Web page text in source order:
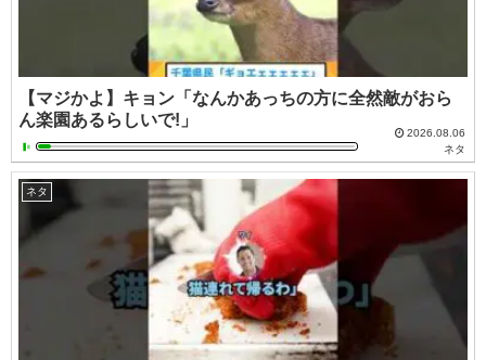
【マジかよ】キョン「なんかあっちの方に全然敵がおら
ん楽園あるらしいで!」
2026.08.06
ネタ
ネタ